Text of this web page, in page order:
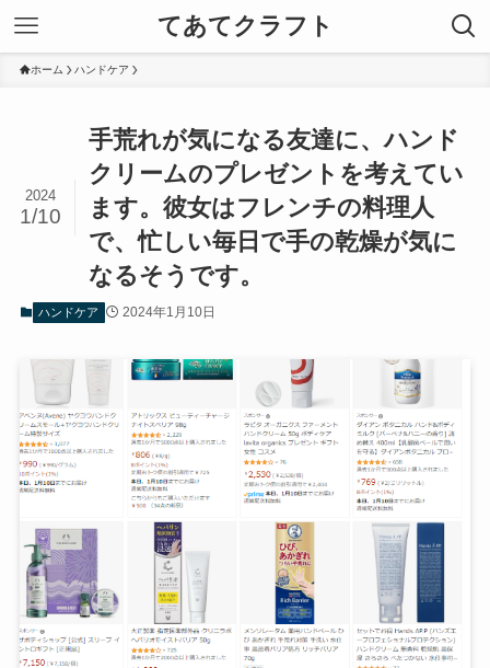
てあてクラフト
ホーム ハンドケア
手荒れが気になる友達に、ハンド
クリームのプレゼントを考えてい
ます。彼女はフレンチの料理人
で、忙しい毎日で手の乾燥が気に
なるそうです。
2024
1/10
ハンドケア 2024年1月10日